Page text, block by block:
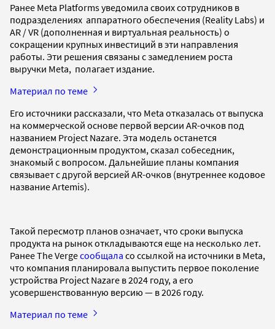
Ранее Meta Platforms уведомила своих сотрудников в
подразделениях аппаратного обеспечения (Reality Labs) и
AR / VR (дополненная и виртуальная реальность) о
сокращении крупных инвестиций в эти направления
работы. Эти решения связаны с замедлением роста
выручки Meta, полагает издание.
Материал по теме
Его источники рассказали, что Meta отказалась от выпуска
на коммерческой основе первой версии AR-очков под
названием Project Nazare. Эта модель останется
демонстрационным продуктом, сказал собеседник,
знакомый с вопросом. Дальнейшие планы компания
связывает с другой версией AR-очков (внутреннее кодовое
название Artemis).
Такой пересмотр планов означает, что сроки выпуска
продукта на рынок откладываются еще на несколько лет.
Ранее The Vergeсообщала cо ссылкой на источники в Meta,
что компания планировала выпустить первое поколение
устройства Project Nazare в 2024 году, а его
усовершенствованную версию — в 2026 году.
Материал по теме